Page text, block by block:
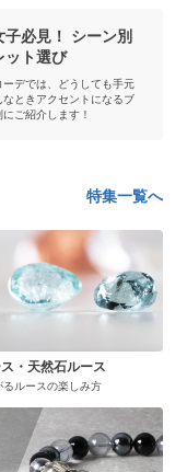
必見！ シーン別
ット選び
ーデでは、どうしても手元
ときアクセントになるブ
ご紹介します！
特集一覧へ
・天然石ルース
るルースの楽しみ方